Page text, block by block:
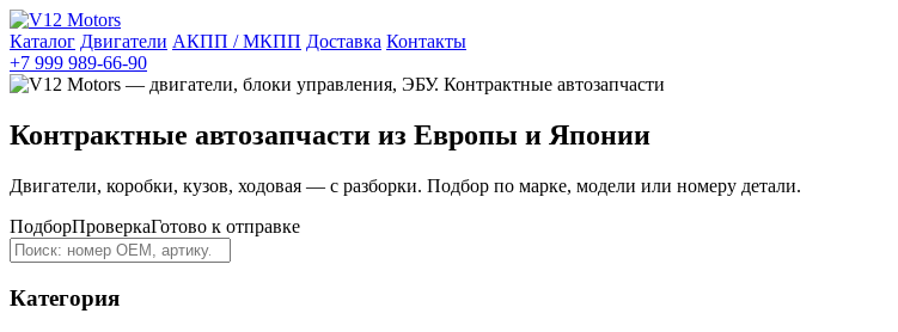
Каталог Двигатели АКПП / МКПП Доставка Контакты
+7 999 989-66-90
Контрактные автозапчасти из Европы и Японии
Двигатели, коробки, кузов, ходовая — с разборки. Подбор по марке, модели или номеру детали.
ПодборПроверкаГотово к отправке
Категория